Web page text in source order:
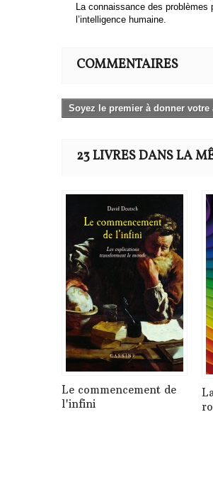
La connaissance des problèmes
l’intelligence humaine.
COMMENTAIRES
Soyez le premier à donner votre
23 LIVRES DANS LA
Le commencement de
l'infini